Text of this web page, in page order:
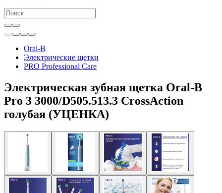
Oral-B
Электрические щетки
PRO Professional Care
Электрическая зубная щетка Oral-B
Pro 3 3000/D505.513.3 CrossAction
голубая (УЦЕНКА)